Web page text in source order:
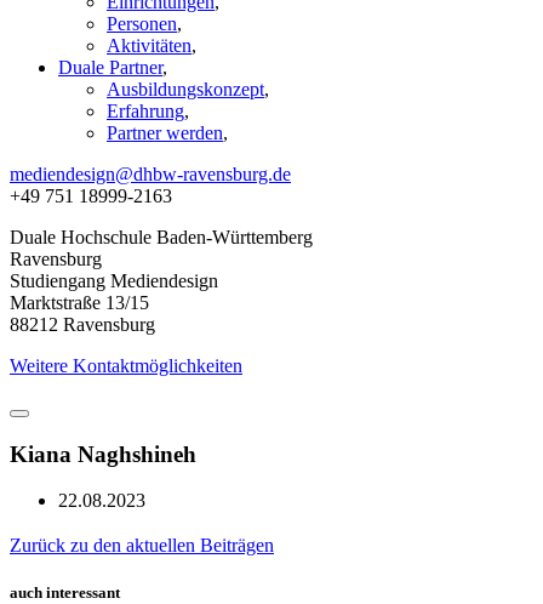
Personen,
Aktivitäten,
Duale Partner,
Ausbildungskonzept,
Erfahrung,
Partner werden,
mediendesign@dhbw-ravensburg.de
+49 751 18999-2163
Duale Hochschule Baden-Württemberg
Ravensburg
Studiengang Mediendesign
Marktstraße 13/15
88212 Ravensburg
Weitere Kontaktmöglichkeiten
Kiana Naghshineh
22.08.2023
Zurück zu den aktuellen Beiträgen
auch interessant